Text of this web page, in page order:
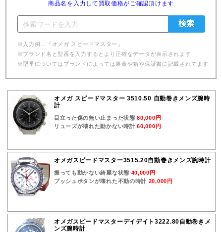
商品名を入力して買取価格がご確認頂けます
※入力例…『オメガ スピードマスター』
※ブランド名と型番を入力するとより正確なデータが表示されます
※型番についてはブランドによっては裏蓋や箱や保証書に記載されてます
オメガ スピードマスター 3510.50 自動巻きメンズ腕時
計
目立った傷の無い止まった状態80,000円
リューズが壊れた動かない時計60,000円
オメガスピードマスター3515.20自動巻きメンズ腕時計
振っても動かない綺麗な状態 40,000円
プッシュボタンが壊れた不動の時計 20,000円
オメガスピードマスターデイデイト3222.80自動巻きメ
ンズ腕時計